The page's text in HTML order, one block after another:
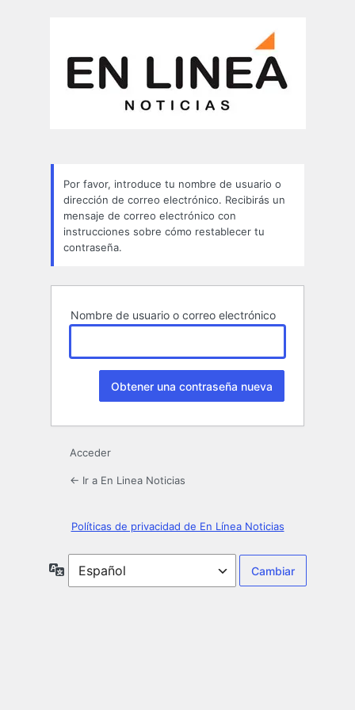
Por favor, introduce tu nombre de usuario o
dirección de correo electrónico. Recibirás un
mensaje de correo electrónico con
instrucciones sobre cómo restablecer tu
contraseña.
Nombre de usuario o correo electrónico
Acceder
← Ir a En Linea Noticias
Políticas de privacidad de En Línea Noticias
Idioma